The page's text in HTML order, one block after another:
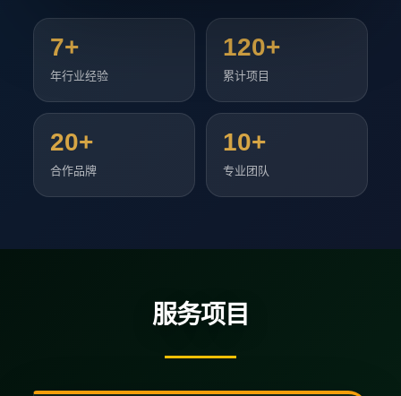
7+
年行业经验
120+
累计项目
20+
合作品牌
10+
专业团队
服务项目